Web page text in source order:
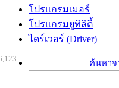
โปรแกรมเมอร์
โปรแกรมยูทิลิตี้
ไดร์เวอร์ (Driver)
ค้นหาจ